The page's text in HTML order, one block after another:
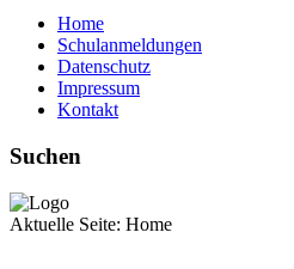
Home
Schulanmeldungen
Datenschutz
Impressum
Kontakt
Suchen
Aktuelle Seite: Home